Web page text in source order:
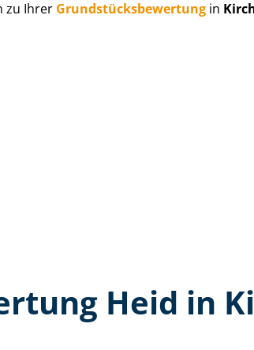
zu Ihrer Grund­stücks­be­wer­tung in
Heid in